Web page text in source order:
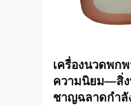
เครื่องนวดพก
ความนิยม—สิ่
ชาญฉลาดกำลั